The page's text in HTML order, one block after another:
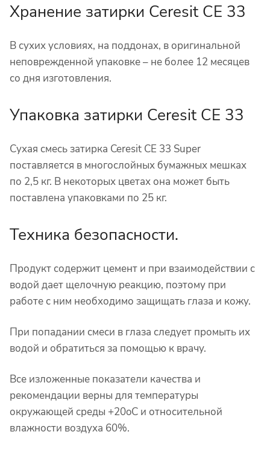
Хранение затирки Ceresit CE 33
В сухих условиях, на поддонах, в оригинальной
неповрежденной упаковке – не более 12 месяцев
со дня изготовления.
Упаковка затирки Ceresit CE 33
Сухая смесь затирка Ceresit CE 33 Super
поставляется в многослойных бумажных мешках
по 2,5 кг. В некоторых цветах она может быть
поставлена упаковками по 25 кг.
Техника безопасности.
Продукт содержит цемент и при взаимодействии с
водой дает щелочную реакцию, поэтому при
работе с ним необходимо защищать глаза и кожу.
При попадании смеси в глаза следует промыть их
водой и обратиться за помощью к врачу.
Все изложенные показатели качества и
рекомендации верны для температуры
окружающей среды +20oC и относительной
влажности воздуха 60%.